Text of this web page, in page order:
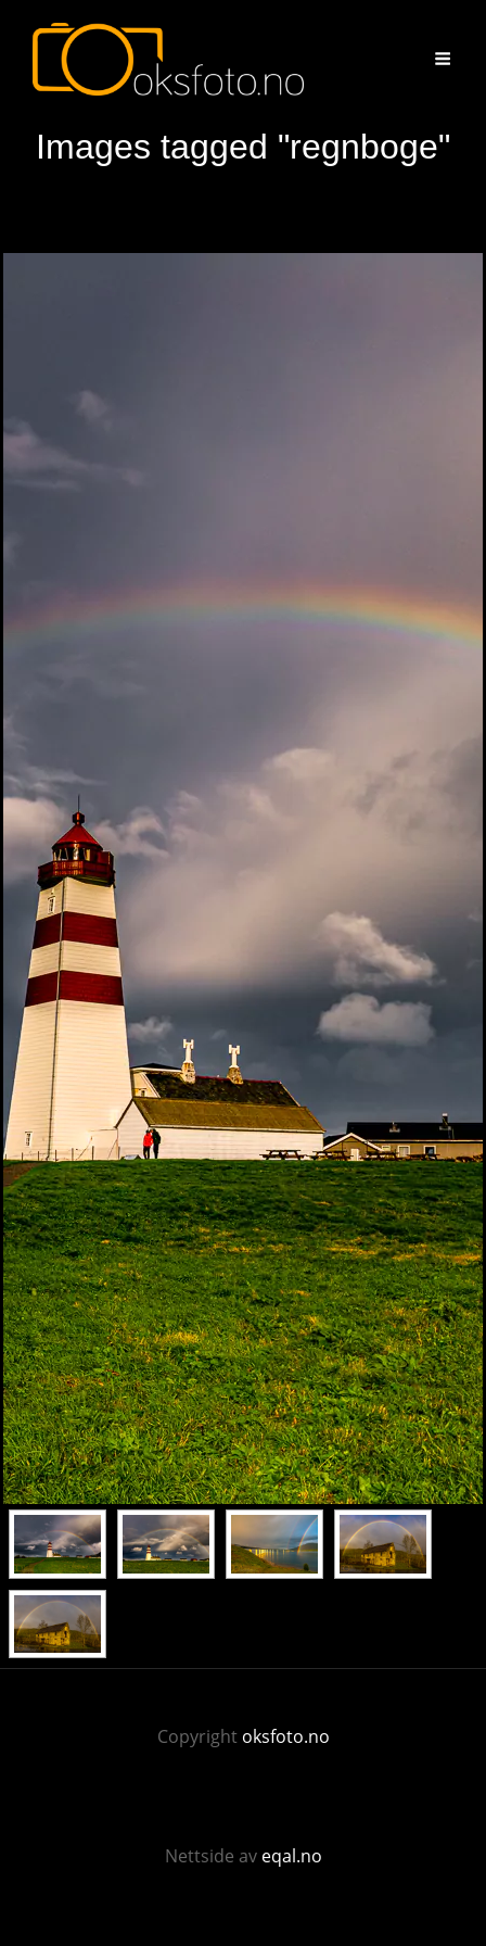
Images tagged "regnboge"
Copyright oksfoto.no
Nettside av eqal.no